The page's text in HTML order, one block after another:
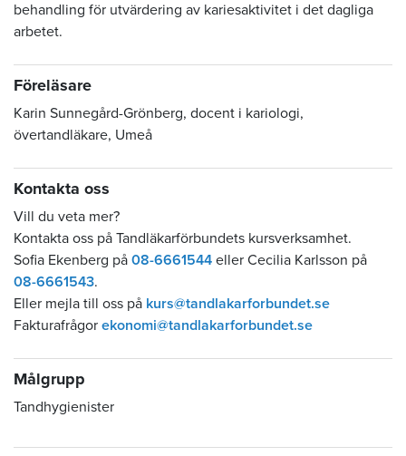
behandling för utvärdering av kariesaktivitet i det dagliga
arbetet.
Föreläsare
Karin Sunnegård-Grönberg, docent i kariologi,
övertandläkare, Umeå
Kontakta oss
Vill du veta mer?
Kontakta oss på Tandläkarförbundets kursverksamhet.
Sofia Ekenberg på 08-6661544 eller Cecilia Karlsson på
08-6661543.
Eller mejla till oss på kurs@tandlakarforbundet.se
Fakturafrågor ekonomi@tandlakarforbundet.se
Målgrupp
Tandhygienister